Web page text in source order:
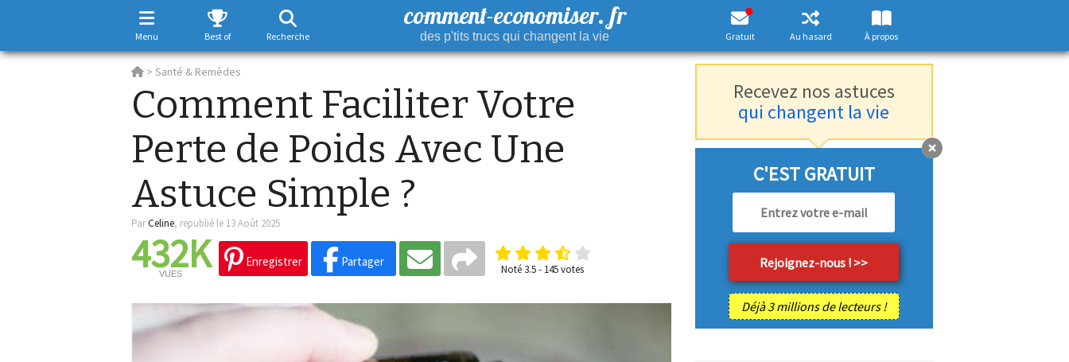
Menu Best of Recherche
comment-economiser. fr
des p'tits trucs qui changent la vie Gratuit Au hasard À propos
> Santé & Remèdes
Comment Faciliter Votre
Perte de Poids Avec Une
Astuce Simple ?
ParCeline, republié le 13 Août 2025
432K
VUES
Enregistrer Partager
Noté 3.5- 145votes
Recevez nos astuces
qui changent la vie
C'EST GRATUIT
Déjà 3 millions de lecteurs !